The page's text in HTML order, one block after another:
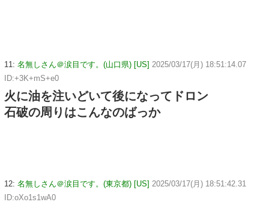
11: 名無しさん＠涙目です。(山口県) [US] 2025/03/17(月) 18:51:14.07
ID:+3K+mS+e0
火に油を注いどいて後になってドロン
石破の周りはこんなのばっか
12: 名無しさん＠涙目です。(東京都) [US] 2025/03/17(月) 18:51:42.31
ID:oXo1s1wA0